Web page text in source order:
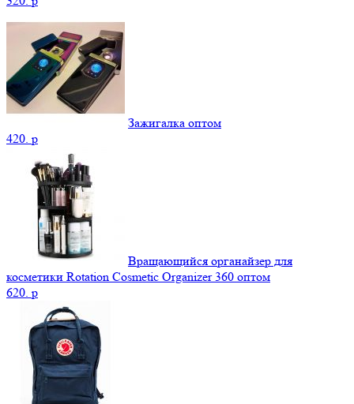
Зажигалка оптом
420. p
Вращающийся органайзер для
косметики Rotation Cosmetic Organizer 360 оптом
620. p